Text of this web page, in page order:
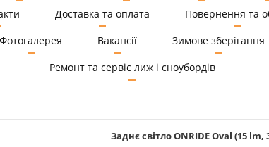
Доставка та оплата
Повернення та
Фотогалерея
Вакансії
Зимове зберігання
Ремонт та сервіс лиж і сноубордів
Заднє світло ONRIDE Oval (15